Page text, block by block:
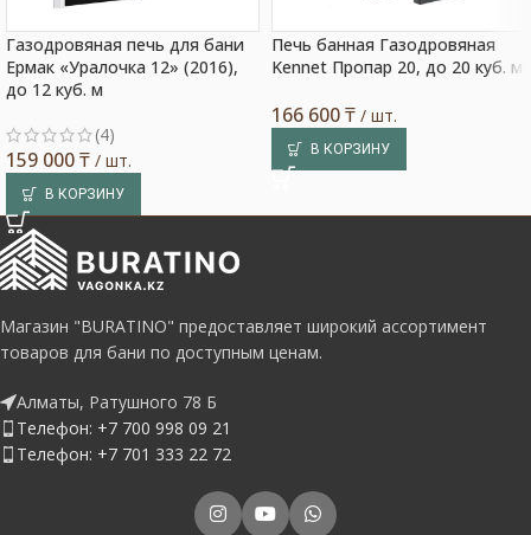
Газодровяная печь для бани
Ермак «Уралочка 12» (2016),
до 12 куб. м
(4)
159 000₸ / шт.
В КОРЗИНУ
Печь банная Газодровяная
Kennet Пропар 20, до 20 куб. м
166 600₸ / шт.
В КОРЗИНУ
Магазин "BURATINO" предоставляет широкий ассортимент
товаров для бани по доступным ценам.
Алматы, Ратушного 78 Б
Телефон: +7 700 998 09 21
Телефон: +7 701 333 22 72